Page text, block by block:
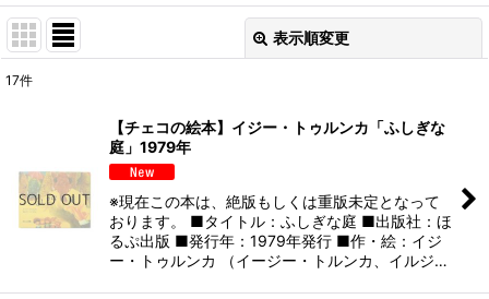
表示順変更
絞り込む
17件
【チェコの絵本】イジー・トゥルンカ「ふしぎな
庭」1979年
※現在この本は、絶版もしくは重版未定となって
おります。 ■タイトル：ふしぎな庭 ■出版社：ほ
るぷ出版 ■発行年：1979年発行 ■作・絵：イジ
ー・トゥルンカ （イージー・トルンカ、イルジ…